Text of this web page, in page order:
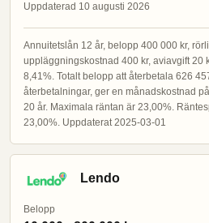
Uppdaterad 10 augusti 2026
Annuitetslån 12 år, belopp 400 000 kr,
uppläggningskostnad 400 kr, aviavgift 20
8,41%. Totalt belopp att återbetala 626
återbetalningar, ger en månadskostnad
20 år. Maximala räntan är 23,00%.
23,00%. Uppdaterat 2025-03-01
Lendo
Belopp